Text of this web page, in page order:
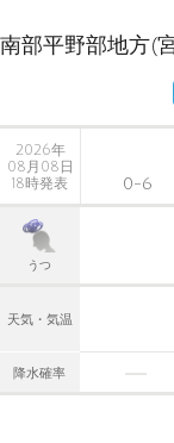
南部平野部地方(
2026年
08月08日
18時発表
0-6
うつ
天気・気温
降水確率